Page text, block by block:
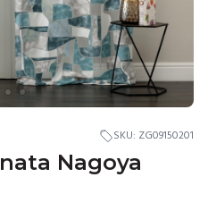
SKU: ZG09150201
Nagoya